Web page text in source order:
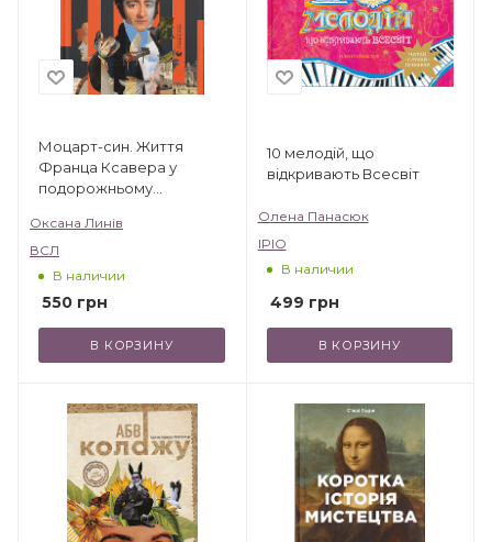
Моцарт-син. Життя
Франца Ксавера у
подорожньому
Оксана Линів
ВСЛ
В наличии
550 грн
В КОРЗИНУ
10 мелодій, що
відкривають Всесвіт
Олена Панасюк
IPIO
В наличии
499 грн
В КОРЗИНУ